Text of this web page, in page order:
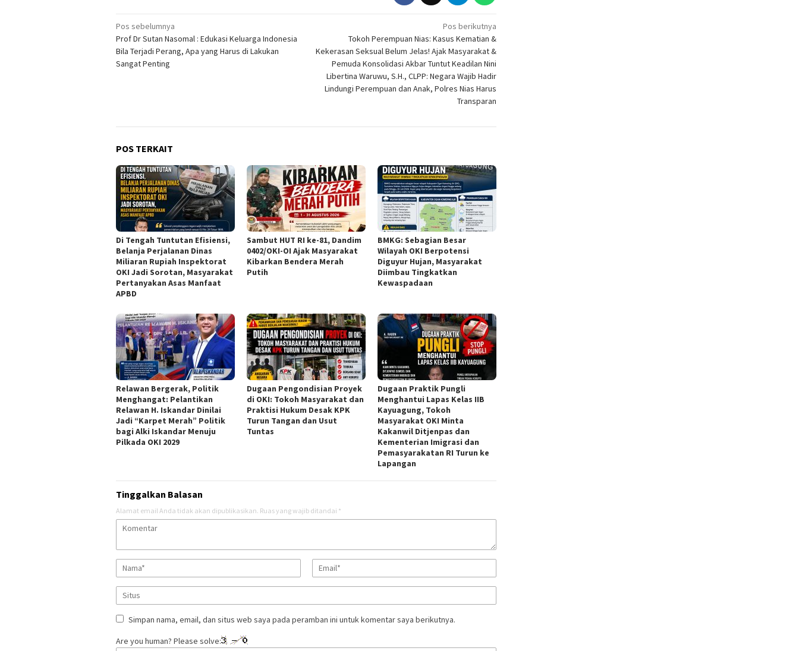
Navigasi
pos
Pos sebelumnya
Prof Dr Sutan Nasomal : Edukasi Keluarga Indonesia
Bila Terjadi Perang, Apa yang Harus di Lakukan
Sangat Penting
Pos berikutnya
Tokoh Perempuan Nias: Kasus Kematian &
Kekerasan Seksual Belum Jelas! Ajak Masyarakat &
Pemuda Konsolidasi Akbar Tuntut Keadilan Nini
Libertina Waruwu, S.H., CLPP: Negara Wajib Hadir
Lindungi Perempuan dan Anak, Polres Nias Harus
Transparan
POS TERKAIT
Di Tengah Tuntutan Efisiensi,
Belanja Perjalanan Dinas
Miliaran Rupiah Inspektorat
OKI Jadi Sorotan, Masyarakat
Pertanyakan Asas Manfaat
APBD
Sambut HUT RI ke-81, Dandim
0402/OKI-OI Ajak Masyarakat
Kibarkan Bendera Merah
Putih
BMKG: Sebagian Besar
Wilayah OKI Berpotensi
Diguyur Hujan, Masyarakat
Diimbau Tingkatkan
Kewaspadaan
Relawan Bergerak, Politik
Menghangat: Pelantikan
Relawan H. Iskandar Dinilai
Jadi “Karpet Merah” Politik
bagi Alki Iskandar Menuju
Pilkada OKI 2029
Dugaan Pengondisian Proyek
di OKI: Tokoh Masyarakat dan
Praktisi Hukum Desak KPK
Turun Tangan dan Usut
Tuntas
Dugaan Praktik Pungli
Menghantui Lapas Kelas IIB
Kayuagung, Tokoh
Masyarakat OKI Minta
Kakanwil Ditjenpas dan
Kementerian Imigrasi dan
Pemasyarakatan RI Turun ke
Lapangan
Tinggalkan Balasan
Alamat email Anda tidak akan dipublikasikan. Ruas yang wajib ditandai *
Simpan nama, email, dan situs web saya pada peramban ini untuk komentar saya berikutnya.
Are you human? Please solve: